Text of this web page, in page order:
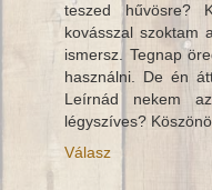
teszed hűvösre?
kovásszal szoktam
ismersz. Tegnap
használni. De én
Leírnád nekem
légyszíves?
Válasz